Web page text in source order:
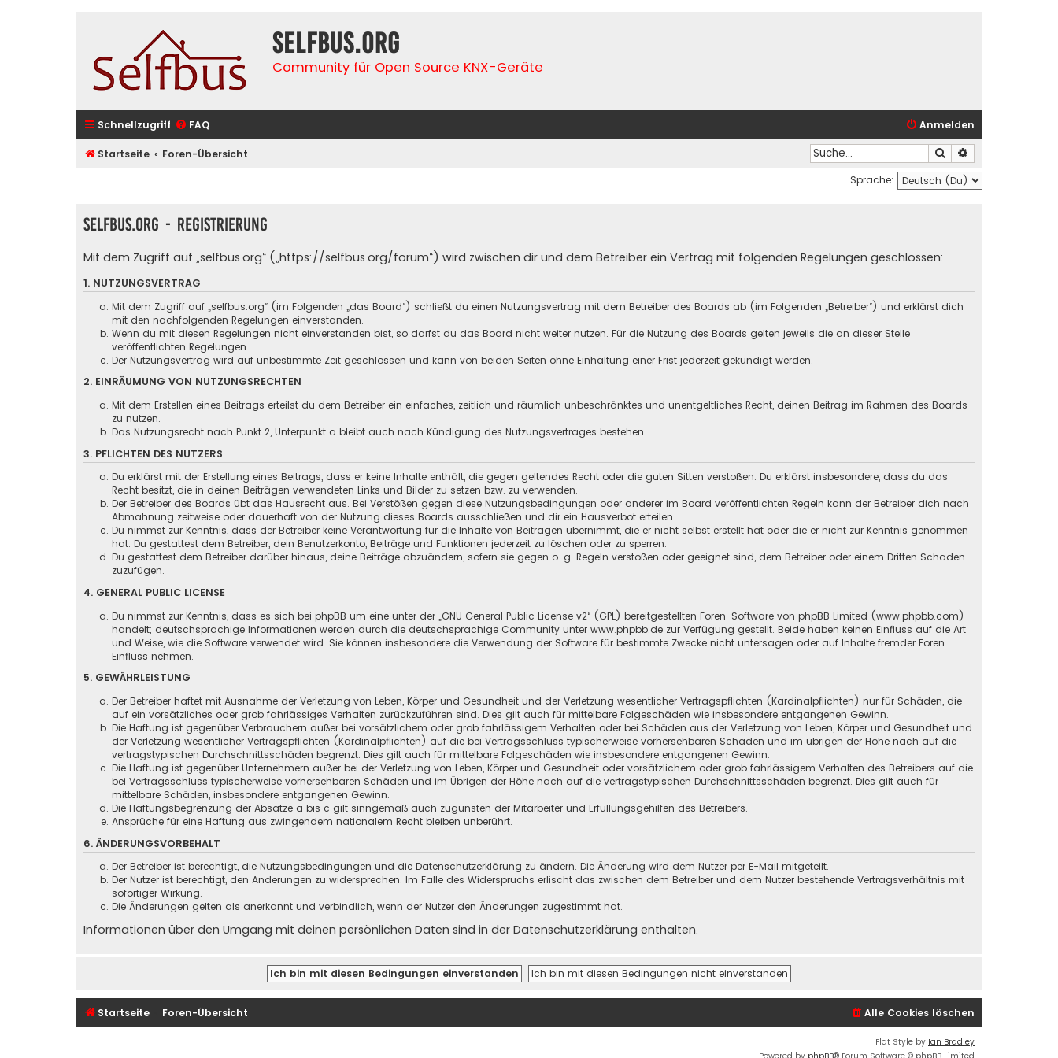
selfbus.org
Community für Open Source KNX-Geräte
Schnellzugriff FAQ Anmelden
Startseite Foren-Übersicht Suche
Sprache:
selfbus.org - Registrierung
Mit dem Zugriff auf „selfbus.org“ („https://selfbus.org/forum“) wird zwischen dir und dem Betreiber ein Vertrag mit folgenden Regelungen geschlossen:
1. NUTZUNGSVERTRAG
Mit dem Zugriff auf „selfbus.org“ (im Folgenden „das Board“) schließt du einen Nutzungsvertrag mit dem Betreiber des Boards ab (im Folgenden „Betreiber“) und erklärst dich
mit den nachfolgenden Regelungen einverstanden.
Wenn du mit diesen Regelungen nicht einverstanden bist, so darfst du das Board nicht weiter nutzen. Für die Nutzung des Boards gelten jeweils die an dieser Stelle
veröffentlichten Regelungen.
Der Nutzungsvertrag wird auf unbestimmte Zeit geschlossen und kann von beiden Seiten ohne Einhaltung einer Frist jederzeit gekündigt werden.
2. EINRÄUMUNG VON NUTZUNGSRECHTEN
Mit dem Erstellen eines Beitrags erteilst du dem Betreiber ein einfaches, zeitlich und räumlich unbeschränktes und unentgeltliches Recht, deinen Beitrag im Rahmen des Boards
zu nutzen.
Das Nutzungsrecht nach Punkt 2, Unterpunkt a bleibt auch nach Kündigung des Nutzungsvertrages bestehen.
3. PFLICHTEN DES NUTZERS
Du erklärst mit der Erstellung eines Beitrags, dass er keine Inhalte enthält, die gegen geltendes Recht oder die guten Sitten verstoßen. Du erklärst insbesondere, dass du das
Recht besitzt, die in deinen Beiträgen verwendeten Links und Bilder zu setzen bzw. zu verwenden.
Der Betreiber des Boards übt das Hausrecht aus. Bei Verstößen gegen diese Nutzungsbedingungen oder anderer im Board veröffentlichten Regeln kann der Betreiber dich nach
Abmahnung zeitweise oder dauerhaft von der Nutzung dieses Boards ausschließen und dir ein Hausverbot erteilen.
Du nimmst zur Kenntnis, dass der Betreiber keine Verantwortung für die Inhalte von Beiträgen übernimmt, die er nicht selbst erstellt hat oder die er nicht zur Kenntnis genommen
hat. Du gestattest dem Betreiber, dein Benutzerkonto, Beiträge und Funktionen jederzeit zu löschen oder zu sperren.
Du gestattest dem Betreiber darüber hinaus, deine Beiträge abzuändern, sofern sie gegen o. g. Regeln verstoßen oder geeignet sind, dem Betreiber oder einem Dritten Schaden
zuzufügen.
4. GENERAL PUBLIC LICENSE
Du nimmst zur Kenntnis, dass es sich bei phpBB um eine unter der „GNU General Public License v2“ (GPL) bereitgestellten Foren-Software von phpBB Limited (www.phpbb.com)
handelt; deutschsprachige Informationen werden durch die deutschsprachige Community unter www.phpbb.de zur Verfügung gestellt. Beide haben keinen Einfluss auf die Art
und Weise, wie die Software verwendet wird. Sie können insbesondere die Verwendung der Software für bestimmte Zwecke nicht untersagen oder auf Inhalte fremder Foren
Einfluss nehmen.
5. GEWÄHRLEISTUNG
Der Betreiber haftet mit Ausnahme der Verletzung von Leben, Körper und Gesundheit und der Verletzung wesentlicher Vertragspflichten (Kardinalpflichten) nur für Schäden, die
auf ein vorsätzliches oder grob fahrlässiges Verhalten zurückzuführen sind. Dies gilt auch für mittelbare Folgeschäden wie insbesondere entgangenen Gewinn.
Die Haftung ist gegenüber Verbrauchern außer bei vorsätzlichem oder grob fahrlässigem Verhalten oder bei Schäden aus der Verletzung von Leben, Körper und Gesundheit und
der Verletzung wesentlicher Vertragspflichten (Kardinalpflichten) auf die bei Vertragsschluss typischerweise vorhersehbaren Schäden und im übrigen der Höhe nach auf die
vertragstypischen Durchschnittsschäden begrenzt. Dies gilt auch für mittelbare Folgeschäden wie insbesondere entgangenen Gewinn.
Die Haftung ist gegenüber Unternehmern außer bei der Verletzung von Leben, Körper und Gesundheit oder vorsätzlichem oder grob fahrlässigem Verhalten des Betreibers auf die
bei Vertragsschluss typischerweise vorhersehbaren Schäden und im Übrigen der Höhe nach auf die vertragstypischen Durchschnittsschäden begrenzt. Dies gilt auch für
mittelbare Schäden, insbesondere entgangenen Gewinn.
Die Haftungsbegrenzung der Absätze a bis c gilt sinngemäß auch zugunsten der Mitarbeiter und Erfüllungsgehilfen des Betreibers.
Ansprüche für eine Haftung aus zwingendem nationalem Recht bleiben unberührt.
6. ÄNDERUNGSVORBEHALT
Der Betreiber ist berechtigt, die Nutzungsbedingungen und die Datenschutzerklärung zu ändern. Die Änderung wird dem Nutzer per E-Mail mitgeteilt.
Der Nutzer ist berechtigt, den Änderungen zu widersprechen. Im Falle des Widerspruchs erlischt das zwischen dem Betreiber und dem Nutzer bestehende Vertragsverhältnis mit
sofortiger Wirkung.
Die Änderungen gelten als anerkannt und verbindlich, wenn der Nutzer den Änderungen zugestimmt hat.
Informationen über den Umgang mit deinen persönlichen Daten sind in der Datenschutzerklärung enthalten.
Startseite Foren-Übersicht Alle Cookies löschen
Flat Style by Ian Bradley